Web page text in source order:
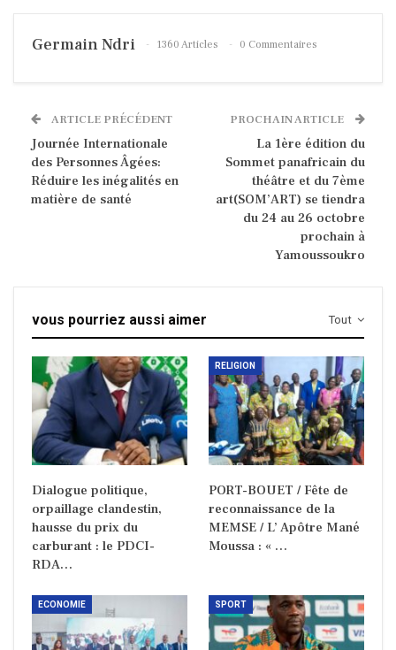
Germain Ndri 1360 Articles 0 Commentaires
ARTICLE PRÉCÉDENT
Journée Internationale
des Personnes Âgées:
Réduire les inégalités en
matière de santé
PROCHAIN ARTICLE
La 1ère édition du
Sommet panafricain du
théâtre et du 7ème
art(SOM’ART) se tiendra
du 24 au 26 octobre
prochain à
Yamoussoukro
Tout
vous pourriez aussi aimer
Dialogue politique,
orpaillage clandestin,
hausse du prix du
carburant : le PDCI-
RDA…
RELIGION
PORT-BOUET / Fête de
reconnaissance de la
MEMSE / L’ Apôtre Mané
Moussa : « …
ECONOMIE SPORT